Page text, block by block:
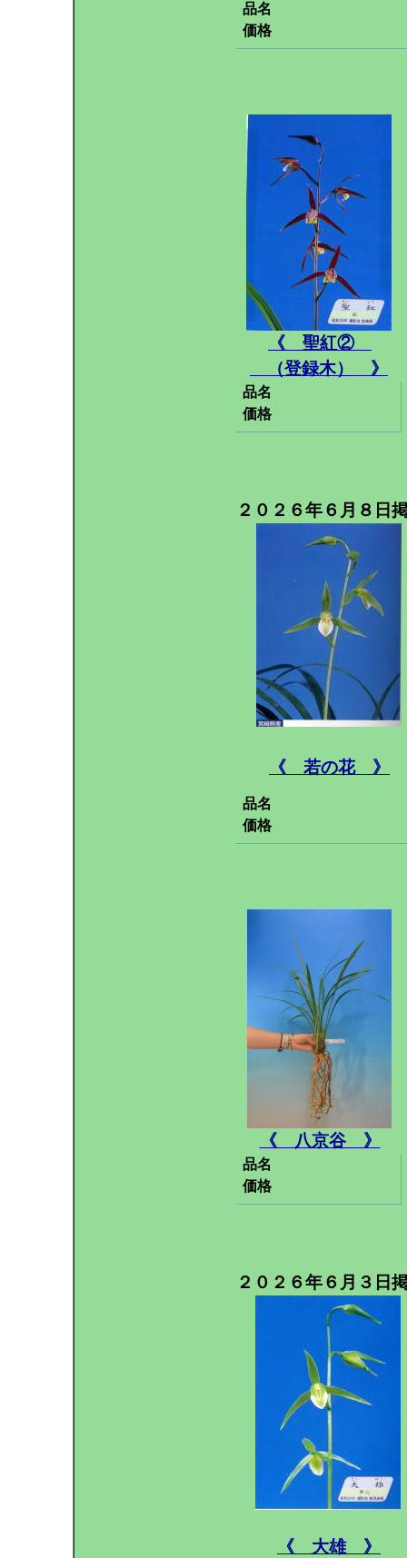
品名
価格
《 聖紅②
（登録木） 》
品名
価格
２０２６年６月８日
《 若の花 》
品名
価格
《 八京谷 》
品名
価格
２０２６年６月３日
《 大雄 》